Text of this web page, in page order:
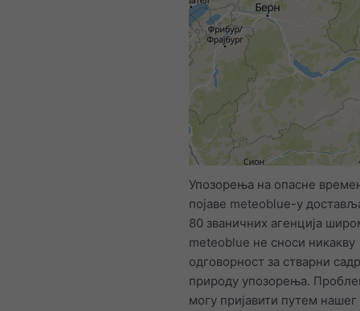
Упозорења на опасне
појаве meteoblue-у
80 званичних агенција
meteoblue не сноси никакву
одговорност за стварни
природу упозорења.
могу пријавити путем нашег